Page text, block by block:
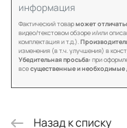
информация
Фактический товарможет
видео/текстовом обзоре и/или
комплектация и т.д.).
изменения (в т.ч. улучшения) в
Убедительная просьба: при
всесущественные и необходимые
Назад к списку